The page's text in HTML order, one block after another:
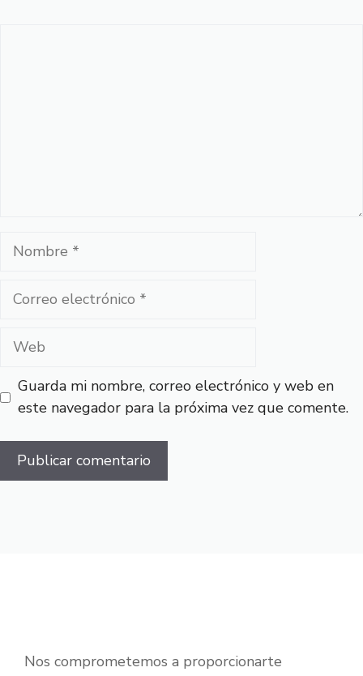
Nombre
Correo
Web
Guarda mi nombre, correo electrónico y web en
este navegador para la próxima vez que comente.
Nos comprometemos a proporcionarte